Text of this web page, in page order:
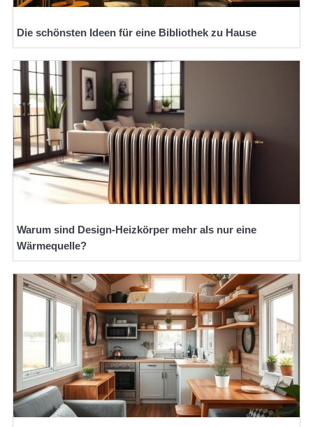
Die schönsten Ideen für eine Bibliothek zu Hause
Warum sind Design-Heizkörper mehr als nur eine
Wärmequelle?